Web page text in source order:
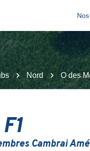
Nord O des
Cambrai